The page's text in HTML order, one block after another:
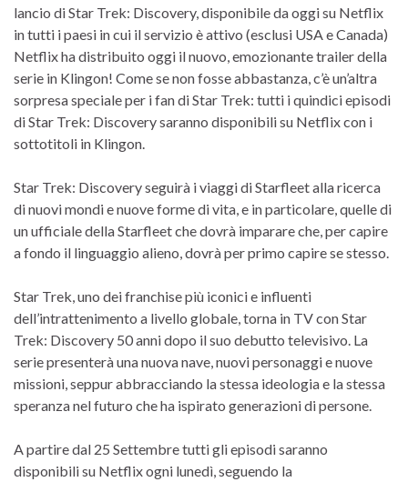
lancio di Star Trek: Discovery, disponibile da oggi su Netflix
in tutti i paesi in cui il servizio è attivo (esclusi USA e Canada)
Netflix ha distribuito oggi il nuovo, emozionante trailer della
serie in Klingon! Come se non fosse abbastanza, c’è un’altra
sorpresa speciale per i fan di Star Trek: tutti i quindici episodi
di Star Trek: Discovery saranno disponibili su Netflix con i
sottotitoli in Klingon.
Star Trek: Discovery seguirà i viaggi di Starfleet alla ricerca
di nuovi mondi e nuove forme di vita, e in particolare, quelle di
un ufficiale della Starfleet che dovrà imparare che, per capire
a fondo il linguaggio alieno, dovrà per primo capire se stesso.
Star Trek, uno dei franchise più iconici e influenti
dell’intrattenimento a livello globale, torna in TV con Star
Trek: Discovery 50 anni dopo il suo debutto televisivo. La
serie presenterà una nuova nave, nuovi personaggi e nuove
missioni, seppur abbracciando la stessa ideologia e la stessa
speranza nel futuro che ha ispirato generazioni di persone.
A partire dal 25 Settembre tutti gli episodi saranno
disponibili su Netflix ogni lunedì, seguendo la